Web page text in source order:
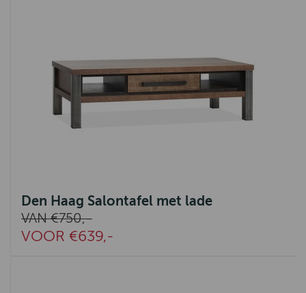
Den Haag Salontafel met lade
VAN €750,-
VOOR €639,-